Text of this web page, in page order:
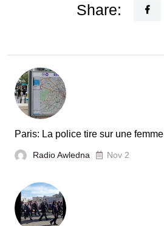
Share:
Paris: La police tire sur une femme
Radio Awledna Nov 2